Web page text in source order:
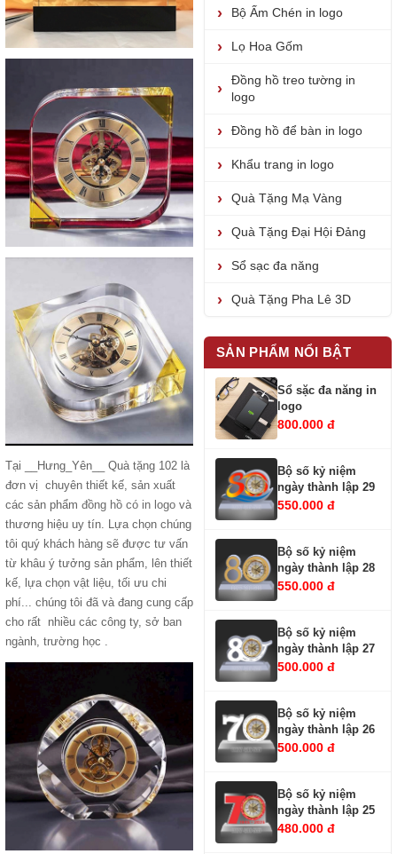
Tại __Hưng_Yên__ Quà tặng 102 là
đơn vị chuyên thiết kế, sản xuất
các sản phẩm đồng hồ có in logo và
thương hiệu uy tín. Lựa chọn chúng
tôi quý khách hàng sẽ được tư vấn
từ khâu ý tưởng sản phẩm, lên thiết
kế, lựa chọn vật liệu, tối ưu chi
phí... chúng tôi đã và đang cung cấp
cho rất nhiều các công ty, sở ban
ngành, trường học .
Bộ Ấm Chén in logo
Lọ Hoa Gốm
Đồng hồ treo tường in
logo
Đồng hồ để bàn in logo
Khẩu trang in logo
Quà Tặng Mạ Vàng
Quà Tặng Đại Hội Đảng
Sổ sạc đa năng
Quà Tặng Pha Lê 3D
SẢN PHẨM NỔI BẬT
Sổ sặc đa năng in
logo
800.000 đ
Bộ số kỷ niệm
ngày thành lập 29
550.000 đ
Bộ số kỷ niệm
ngày thành lập 28
550.000 đ
Bộ số kỷ niệm
ngày thành lập 27
500.000 đ
Bộ số kỷ niệm
ngày thành lập 26
500.000 đ
Bộ số kỷ niệm
ngày thành lập 25
480.000 đ